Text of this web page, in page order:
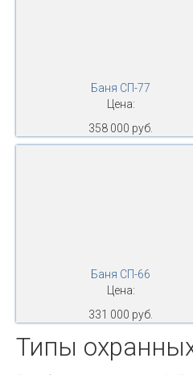
Баня СП-77
Цена:
358 000 руб.
Баня СП-66
Цена:
331 000 руб.
Типы